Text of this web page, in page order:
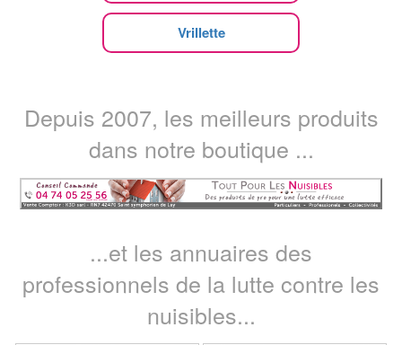
Vrillette
Depuis 2007, les meilleurs produits
dans notre boutique ...
...et les annuaires des
professionnels de la lutte contre les
nuisibles...